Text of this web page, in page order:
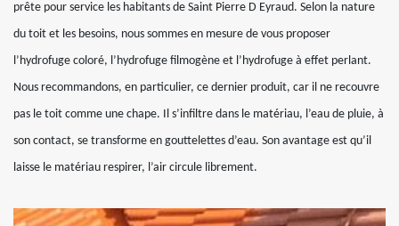
prête pour service les habitants de Saint Pierre D Eyraud. Selon la nature
du toit et les besoins, nous sommes en mesure de vous proposer
l’hydrofuge coloré, l’hydrofuge filmogène et l’hydrofuge à effet perlant.
Nous recommandons, en particulier, ce dernier produit, car il ne recouvre
pas le toit comme une chape. Il s’infiltre dans le matériau, l’eau de pluie, à
son contact, se transforme en gouttelettes d’eau. Son avantage est qu’il
laisse le matériau respirer, l’air circule librement.